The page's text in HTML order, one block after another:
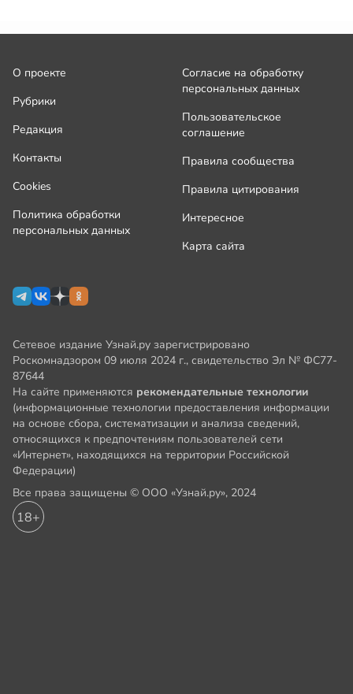
О проекте
Рубрики
Редакция
Контакты
Cookies
Политика обработки
персональных данных
Согласие на обработку
персональных данных
Пользовательское
соглашение
Правила сообщества
Правила цитирования
Интересное
Карта сайта
Сетевое издание Узнай.ру зарегистрировано
Роскомнадзором 09 июля 2024 г., свидетельство Эл № ФС77-
87644
На сайте применяются рекомендательные технологии
(информационные технологии предоставления информации
на основе сбора, систематизации и анализа сведений,
относящихся к предпочтениям пользователей сети
«Интернет», находящихся на территории Российской
Федерации)
Все права защищены © ООО «Узнай.ру», 2024
18+